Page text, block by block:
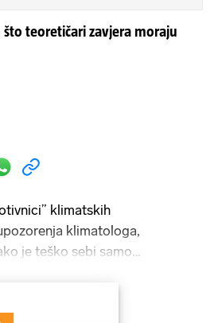
teoretičari zavjera moraju
klimatskih
klimatologa,
je teško sebi samom
ili manje vozili